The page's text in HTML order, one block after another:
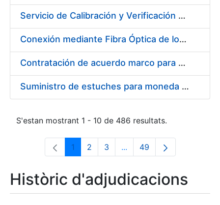
Servicio de Calibración y Verificación Externa de los Equipos de Medición del Servicio de Prevención de la FNMT-RCM
Conexión mediante Fibra Óptica de los Centros de Proceso de Datos (CPDs) de las sedes de la FNMT-RCM de Burgos y Madrid
Contratación de acuerdo marco para el Suministro de Material de Electricidad para la Fábrica Nacional de Moneda y Timbre-Real Casa de la Moneda en su centro de trabajo de Burgos
Suministro de estuches para moneda de 30 €
S'estan mostrant 1 - 10 de 486 resultats.
Pàgina
1 Pàgina
2 Pàgina
3 ...Pàgines intermèdies
Pàgina
49
Històric d'adjudicacions